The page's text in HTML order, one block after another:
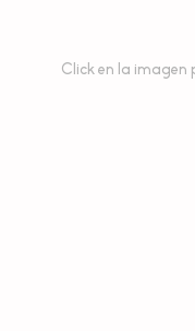
Click en la imagen